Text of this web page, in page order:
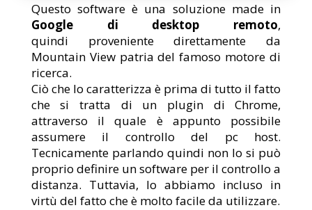
Questo software è una soluzione made in
Google di desktop remoto,
quindi
proveniente direttamente da
Mountain View patria del famoso motore di
ricerca.
Ciò che lo caratterizza è prima di tutto il fatto
che si tratta di un plugin di Chrome,
attraverso il quale è appunto possibile
assumere il controllo del pc host.
Tecnicamente parlando quindi non lo si può
proprio definire un software per il controllo a
distanza. Tuttavia, lo abbiamo incluso in
virtù del fatto che è molto facile da utilizzare.